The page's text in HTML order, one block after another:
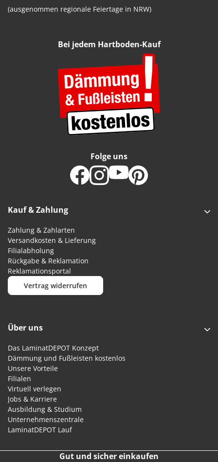
(ausgenommen regionale Feiertage in NRW)
Bei jedem Hartboden-Kauf
Kauf & Zahlung
Zahlung & Zahlarten
Versandkosten & Lieferung
Filialabholung
Rückgabe & Reklamation
Reklamationsportal
Vertrag widerrufen
Folge uns
Über uns
Das LaminatDEPOT Konzept
Dämmung und Fußleisten kostenlos
Unsere Vorteile
Filialen
Virtuell verlegen
Jobs & Karriere
Ausbildung & Studium
Unternehmenszentrale
LaminatDEPOT Lauf
Gut und sicher einkaufen